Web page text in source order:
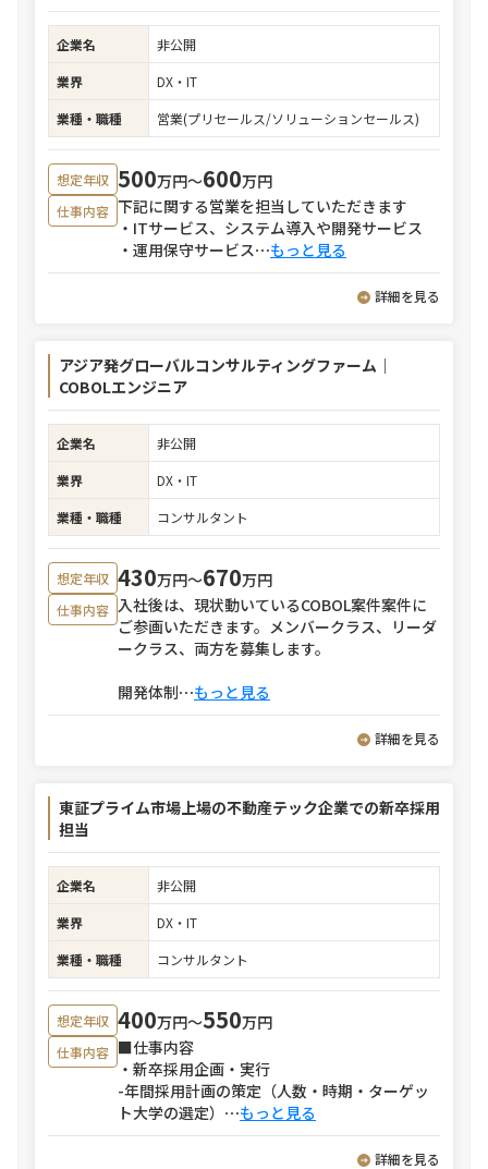
企業名
非公開
業界
DX・IT
業種・職種
営業(プリセールス/ソリューションセールス)
想定年収 500万円〜600万円
仕事内容 下記に関する営業を担当していただきます
・ITサービス、システム導入や開発サービス
・運用保守サービス⋯もっと見る
詳細を見る
アジア発グローバルコンサルティングファーム｜
COBOLエンジニア
企業名
非公開
業界
DX・IT
業種・職種
コンサルタント
想定年収 430万円〜670万円
仕事内容 入社後は、現状動いているCOBOL案件案件に
ご参画いただきます。メンバークラス、リーダ
ークラス、両方を募集します。
開発体制⋯もっと見る
詳細を見る
東証プライム市場上場の不動産テック企業での新卒採用
担当
企業名
非公開
業界
DX・IT
業種・職種
コンサルタント
想定年収 400万円〜550万円
仕事内容 ■仕事内容
・新卒採用企画・実行
-年間採用計画の策定（人数・時期・ターゲッ
ト大学の選定） ⋯もっと見る
詳細を見る